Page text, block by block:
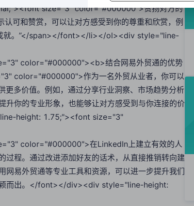
size="3" color="#000000">赞扬对方的
可和赞赏，可以让对方感受到你的尊重和欣赏，例
就。”</span></font></li></ol><div style="line-
color="#000000"><b>结合网易外贸通的优势
color="#000000">作为一名外贸从业者，你可以
多价值。例如，通过分享行业洞察、市场趋势分析
升你的专业形象，也能够让对方感受到与你连接的价
height: 1.75;"><font size="3"
color="#000000">在LinkedIn上建立有效的人
过程。通过改进添加好友的话术，从直接推销转向建
网易外贸通等专业工具和资源，可以进一步提升我们
颖而出。</font></div><div style="line-height: